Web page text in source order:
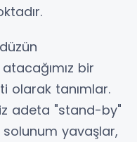
bir
olarak tanımlar.
adeta "stand-by"
yavaşlar,